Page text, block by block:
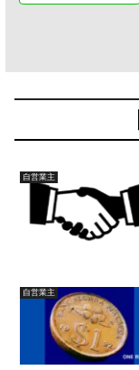
自営業主
自営業主